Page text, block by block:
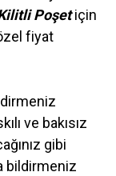
Poşetiçin
fiyat
ve bakısız
gibi
bildirmeniz